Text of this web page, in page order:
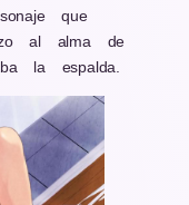
que
al alma de
la espalda.